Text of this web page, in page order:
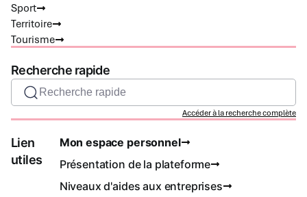
Sport
Territoire
Tourisme
Recherche rapide
Recherche rapide
Accéder à la recherche complète
Lien
utiles
Mon espace personnel
Présentation de la plateforme
Niveaux d'aides aux entreprises